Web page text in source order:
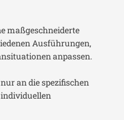
maßgeschneiderte
Ausführungen,
anpassen.
an die spezifischen